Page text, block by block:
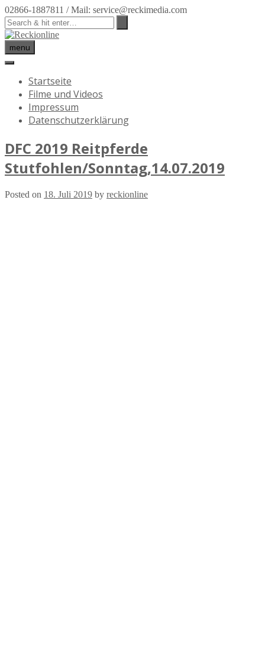
02866-1887811 / Mail: service@reckimedia.com
menu
Startseite
Filme und Videos
Impressum
Datenschutzerklärung
DFC 2019 Reitpferde
Stutfohlen/Sonntag,14.07.2019
Posted on 18. Juli 2019 by reckionline